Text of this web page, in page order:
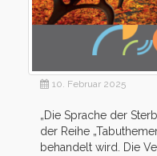
10. Februar 2025
„Die Sprache der
der Reihe
behandelt wird. Die